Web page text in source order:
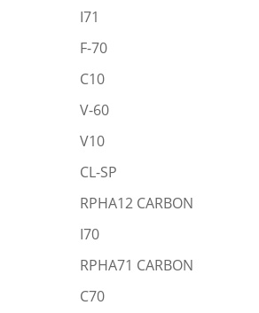
I71
F-70
C10
V-60
V10
CL-SP
RPHA12 CARBON
I70
RPHA71 CARBON
C70